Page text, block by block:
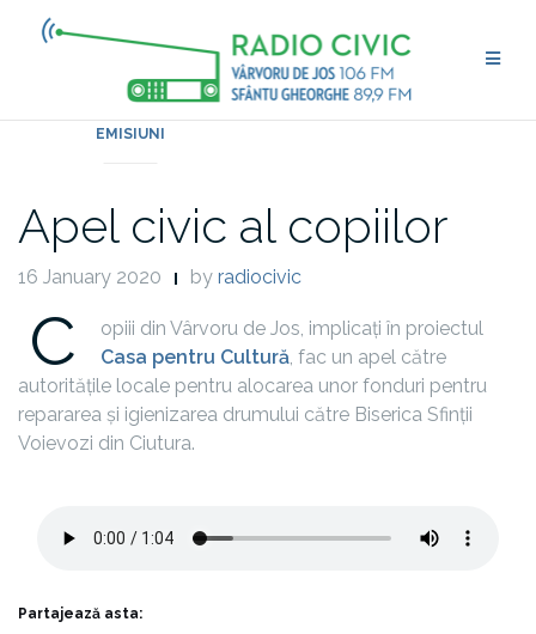
EMISIUNI
Apel civic al copiilor
16 January 2020 by radiocivic
C
opiii din Vârvoru de Jos, implicați în proiectul
Casa pentru Cultură , fac un apel către
autoritățile locale pentru alocarea unor fonduri pentru
repararea și igienizarea drumului către Biserica Sfinții
Voievozi din Ciutura.
Partajează asta: